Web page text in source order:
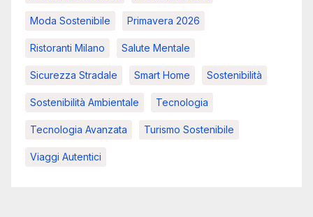
Moda Sostenibile Primavera 2026
Ristoranti Milano Salute Mentale
Sicurezza Stradale Smart Home Sostenibilità
Sostenibilità Ambientale Tecnologia
Tecnologia Avanzata Turismo Sostenibile
Viaggi Autentici